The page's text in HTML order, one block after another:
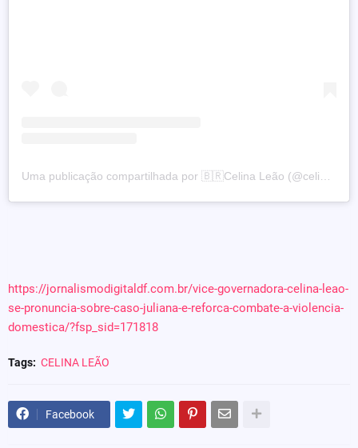
https://jornalismodigitaldf.com.br/vice-governadora-celina-leao-
se-pronuncia-sobre-caso-juliana-e-reforca-combate-a-violencia-
domestica/?fsp_sid=171818
Tags: CELINA LEÃO
Facebook